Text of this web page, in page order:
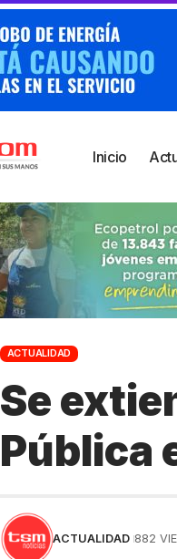
Inicio
ACTUALIDAD
Se
Pública
ACTUALIDAD 882